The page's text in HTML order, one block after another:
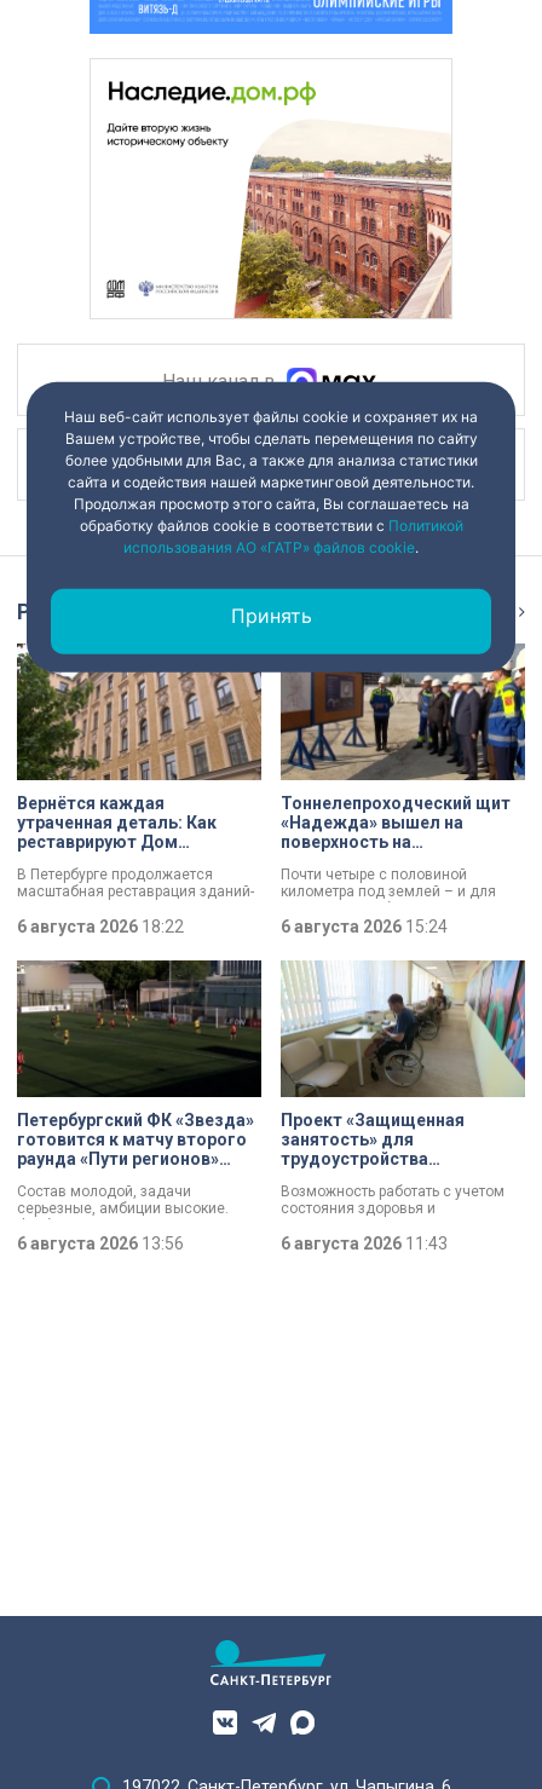
Наш канал в
Наш канал в
Репортаж
Вернётся каждая
утраченная деталь: Как
реставрируют Дом
Святого Николая на улице
Марата
В Петербурге продолжается
масштабная реставрация зданий-
губернаторской программы.
просто стены, а восстанавливают
буквально каждую утраченную
деталь. Один из самых знаковых
адресов сейчас — Дом
Единоверческой церкви Святого
Николая на улице Марата. Здание
XIX века, прошедшее через
несколько перестроек, сегодня
переживает второе рождение.
Жемчужина, объекта культурного
наследия — исторические часы.
Их элементы утрачены на 90%.
6 августа 2026 18:22
Тоннелепроходческий щит
«Надежда» вышел на
поверхность на
Почти четыре с половиной
километра под землей – и для
проходческий щит вышел на
демонтажного котлована сегодня
рассказали губернатору
Александру Беглову и
председателю Законодательного
Собрания Александру Бельскому.
6 августа 2026 15:24
Петербургский ФК «Звезда»
готовится к матчу второго
раунда «Пути регионов»
Состав молодой, задачи
серьезные, амбиции высокие.
выступающая во второй Лиге Б,
6 августа 2026 13:56
Проект «Защищенная
занятость» для
трудоустройства
инвалидностью стартовал в
Петербурге
Возможность работать с учетом
состояния здоровья и
Петербурге стартовал пилотный
6 августа 2026 11:43
Наш веб-сайт использует файлы cookie и сохраняет их на
Вашем устройстве, чтобы сделать перемещения по сайту
более удобными для Вас, а также для анализа статистики
сайта и содействия нашей маркетинговой деятельности.
Продолжая просмотр этого сайта, Вы соглашаетесь на
обработку файлов cookie в соответствии с Политикой
использования АО «ГАТР» файлов cookie.
Принять